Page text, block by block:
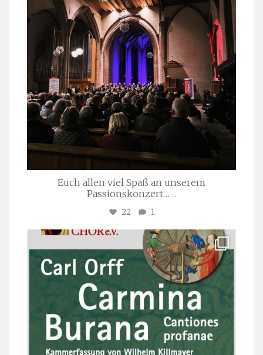
Euch allen viel Spaß an unserem
Passionskonzert… ...
22 1
stuttgarter_oratorienchor
Juli 22